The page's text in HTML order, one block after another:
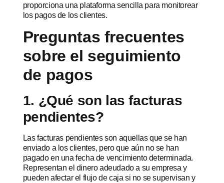
proporciona una plataforma sencilla para monitorear
los pagos de los clientes.
Preguntas frecuentes
sobre el seguimiento
de pagos
1. ¿Qué son las facturas
pendientes?
Las facturas pendientes son aquellas que se han
enviado a los clientes, pero que aún no se han
pagado en una fecha de vencimiento determinada.
Representan el dinero adeudado a su empresa y
pueden afectar el flujo de caja si no se supervisan y